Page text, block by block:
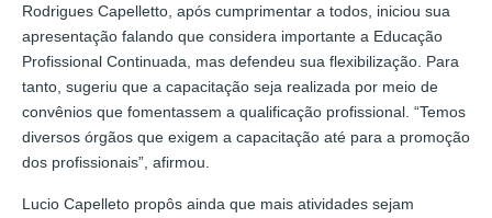
Rodrigues Capelletto, após cumprimentar a todos, iniciou sua
apresentação falando que considera importante a Educação
Profissional Continuada, mas defendeu sua flexibilização. Para
tanto, sugeriu que a capacitação seja realizada por meio de
convênios que fomentassem a qualificação profissional. “Temos
diversos órgãos que exigem a capacitação até para a promoção
dos profissionais”, afirmou.
Lucio Capelleto propôs ainda que mais atividades sejam